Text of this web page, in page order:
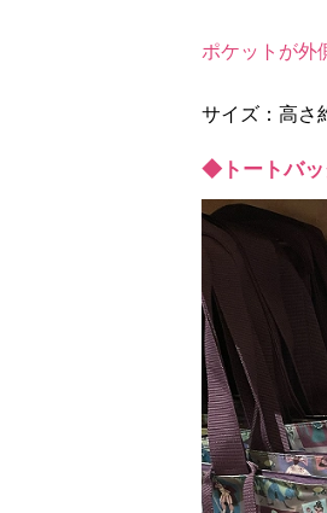
ポケットが外
サイズ：高さ
◆トートバッ